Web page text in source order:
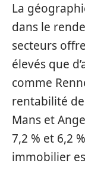
La
dans le
secteurs
élevés que
comme
rentabilité
Mans et
7,2 % et 6,2
immobilier